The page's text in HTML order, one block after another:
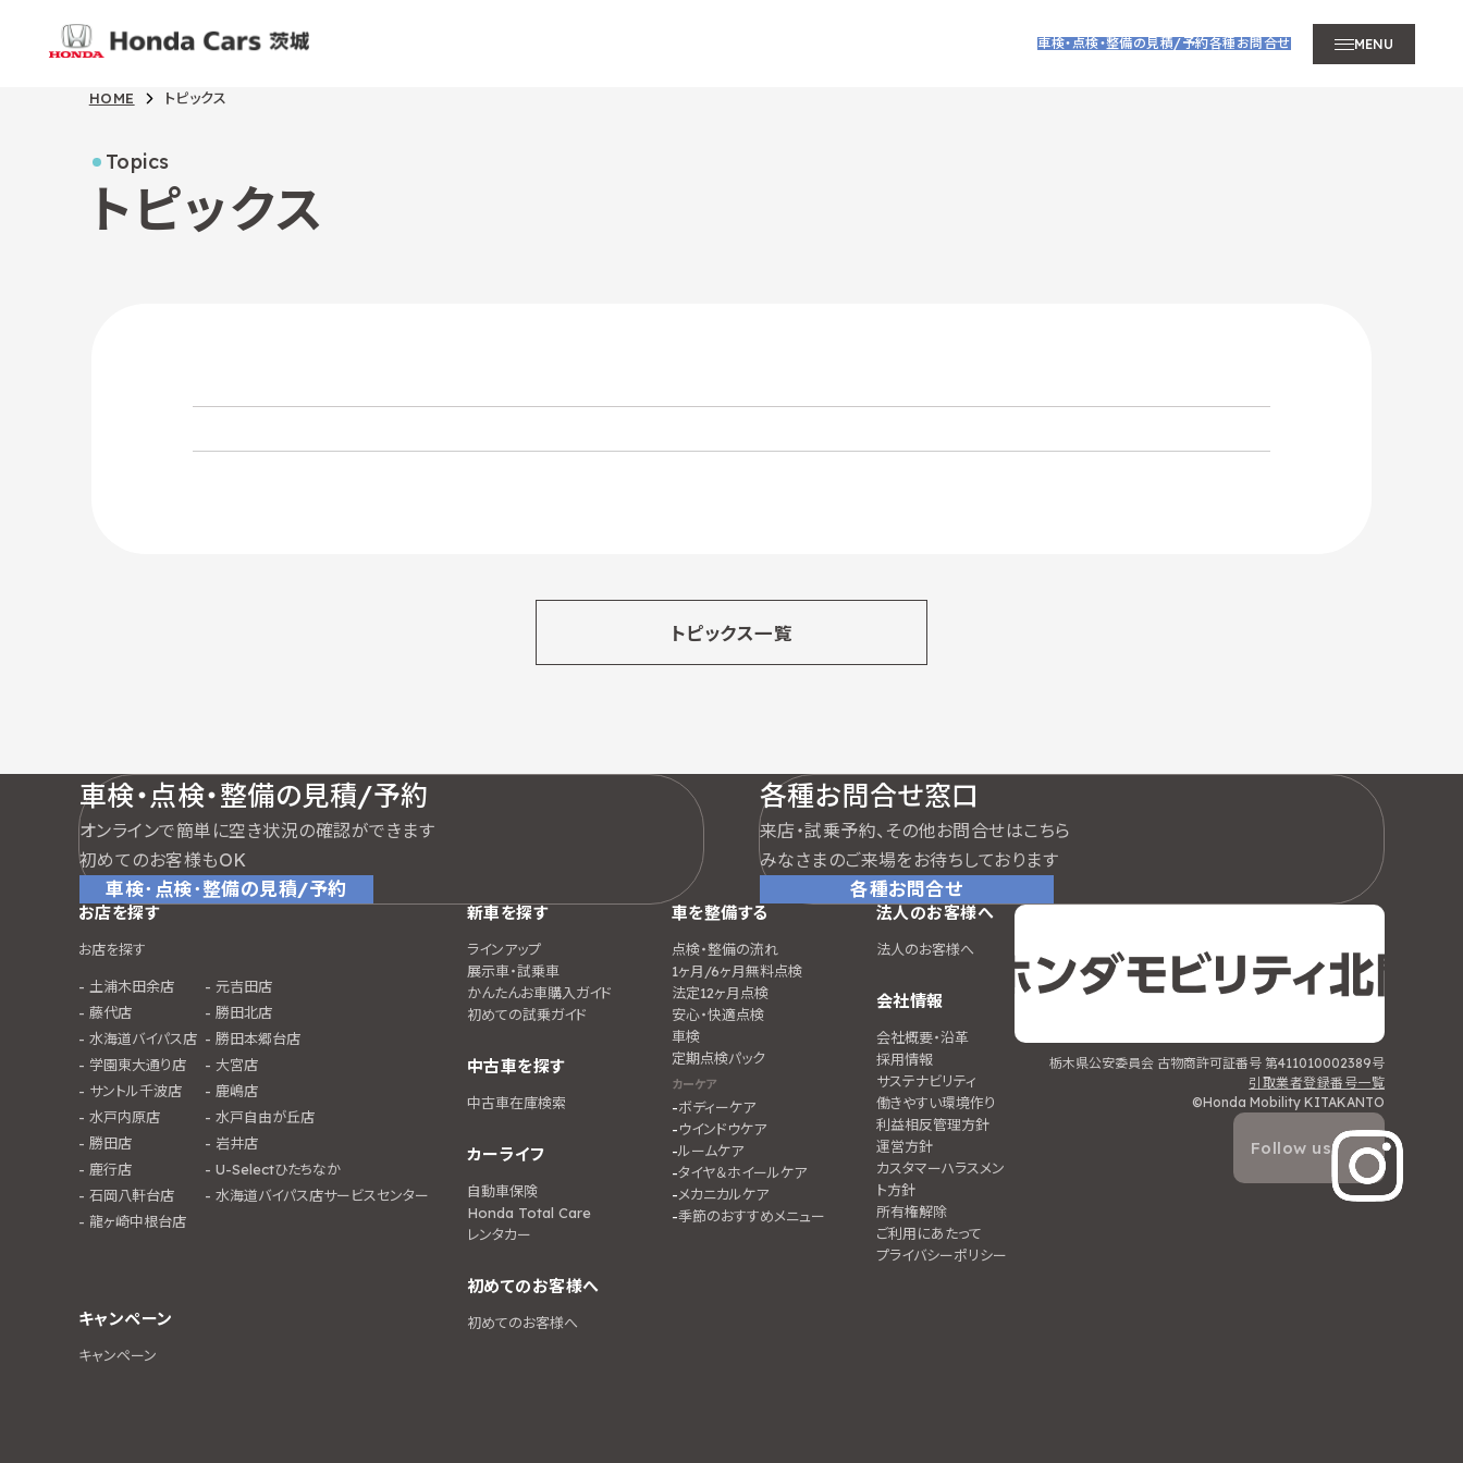
車検・点検・整備の見積/予約各種お問合せ MENU
HOME トピックス
Topics
トピックス
トピックス一覧
車検・点検・整備の見積/予約
オンラインで簡単に空き状況の確認ができます
初めてのお客様もOK
車検･点検･整備の見積/予約
各種お問合せ窓口
来店・試乗予約、その他お問合せはこちら
みなさまのご来場をお待ちしております
各種お問合せ
お店を探す
お店を探す
土浦木田余店
藤代店
水海道バイパス店
学園東大通り店
サントル千波店
水戸内原店
勝田店
鹿行店
石岡八軒台店
龍ヶ崎中根台店
元吉田店
勝田北店
勝田本郷台店
大宮店
鹿嶋店
水戸自由が丘店
岩井店
U-Selectひたちなか
水海道バイパス店サービスセンター
新車を探す
ラインアップ
展示車・試乗車
かんたんお車購入ガイド
初めての試乗ガイド
中古車を探す
中古車在庫検索
車を整備する
点検・整備の流れ
1ヶ月/6ヶ月無料点検
法定12ヶ月点検
安心・快適点検
車検
定期点検パック
カーケア
ボディーケア
ウインドウケア
ルームケア
タイヤ＆ホイールケア
メカニカルケア
季節のおすすめメニュー
キャンペーン
キャンペーン
カーライフ
自動車保険
Honda Total Care
レンタカー
初めてのお客様へ
初めてのお客様へ
法人のお客様へ
法人のお客様へ
会社情報
会社概要・沿革
採用情報
サステナビリティ
働きやすい環境作り
利益相反管理方針
運営方針
カスタマーハラスメン
ト方針
所有権解除
ご利用にあたって
プライバシーポリシー
栃木県公安委員会 古物商許可証番号 第411010002389号
引取業者登録番号一覧
©Honda Mobility KITAKANTO
Follow us